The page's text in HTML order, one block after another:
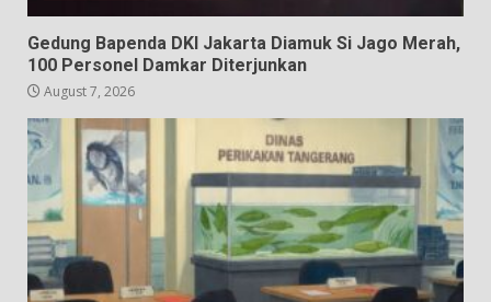
Gedung Bapenda DKI Jakarta Diamuk Si Jago Merah,
100 Personel Damkar Diterjunkan
August 7, 2026